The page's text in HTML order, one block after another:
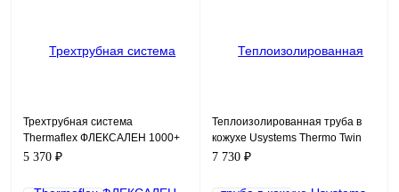
Трехтрубная система
Thermaflex ФЛЕКСАЛЕН 1000+
FV+R160H2/25A20
5 370 ₽
Теплоизолированная труба в
кожухе Usystems Thermo Twin
PE-Xa 2x32x4,4/175 PN10
7 730 ₽